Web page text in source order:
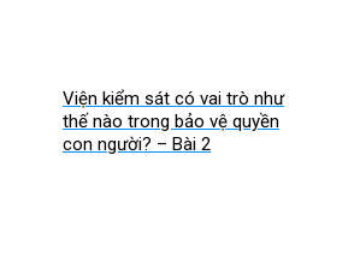
Viện kiểm sát có vai trò như
thế nào trong bảo vệ quyền
con người? – Bài 2